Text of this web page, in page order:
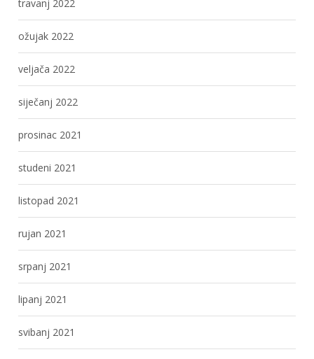
travanj 2022
ožujak 2022
veljača 2022
siječanj 2022
prosinac 2021
studeni 2021
listopad 2021
rujan 2021
srpanj 2021
lipanj 2021
svibanj 2021